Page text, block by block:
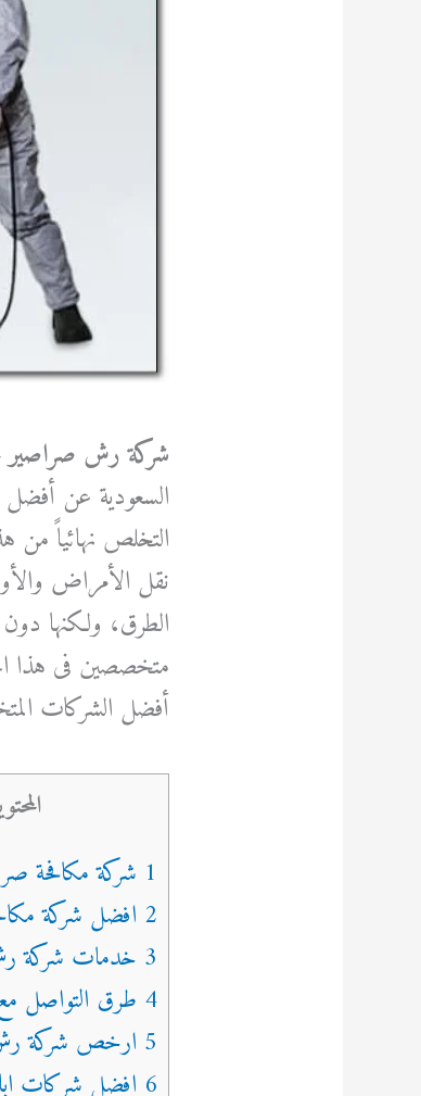
شركة رش صراصير
السعودية عن أفضل
التخلص نهائياً
نقل الأمراض
الطرق، ولكنها
متخصصين فى هذا
أفضل الشركات
1 شركة مكافحة صراصير بجدة
2 افضل شركة مكافحة حشرات في جدة
3 خدمات شركة رش صراصير بجدة
4 طرق التواصل مع شركة رش صراصير بجدة
5 ارخص شركة رش صراصير بجدة
6 افضل شركات اباده الحشرات في جدة